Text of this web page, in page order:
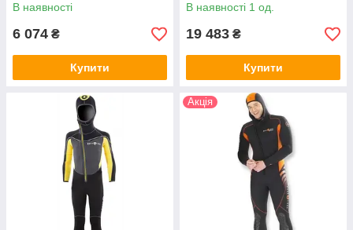
В наявності
6 074 ₴
Купити
В наявності 1 од.
19 483 ₴
Купити
Акція